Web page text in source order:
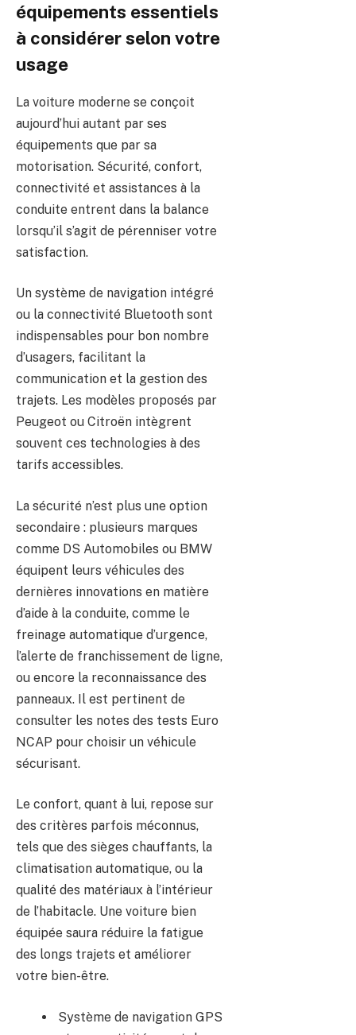
équipements essentiels
à considérer selon votre
usage
La voiture moderne se conçoit
aujourd’hui autant par ses
équipements que par sa
motorisation. Sécurité, confort,
connectivité et assistances à la
conduite entrent dans la balance
lorsqu’il s’agit de pérenniser votre
satisfaction.
Un système de navigation intégré
ou la connectivité Bluetooth sont
indispensables pour bon nombre
d’usagers, facilitant la
communication et la gestion des
trajets. Les modèles proposés par
Peugeot ou Citroën intègrent
souvent ces technologies à des
tarifs accessibles.
La sécurité n’est plus une option
secondaire : plusieurs marques
comme DS Automobiles ou BMW
équipent leurs véhicules des
dernières innovations en matière
d’aide à la conduite, comme le
freinage automatique d’urgence,
l’alerte de franchissement de ligne,
ou encore la reconnaissance des
panneaux. Il est pertinent de
consulter les notes des tests Euro
NCAP pour choisir un véhicule
sécurisant.
Le confort, quant à lui, repose sur
des critères parfois méconnus,
tels que des sièges chauffants, la
climatisation automatique, ou la
qualité des matériaux à l’intérieur
de l’habitacle. Une voiture bien
équipée saura réduire la fatigue
des longs trajets et améliorer
votre bien-être.
Système de navigation GPS